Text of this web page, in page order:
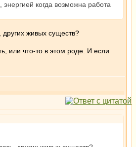
когда возможна работа
живых существ?
или что-то в этом роде. И если